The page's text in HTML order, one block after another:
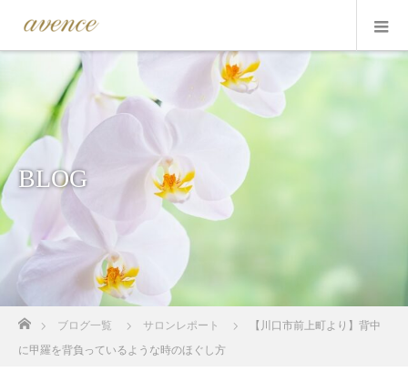
BLOG
ブログ一覧 サロンレポート
【川口市前上町より】背中
に甲羅を背負っているような時のほぐし方